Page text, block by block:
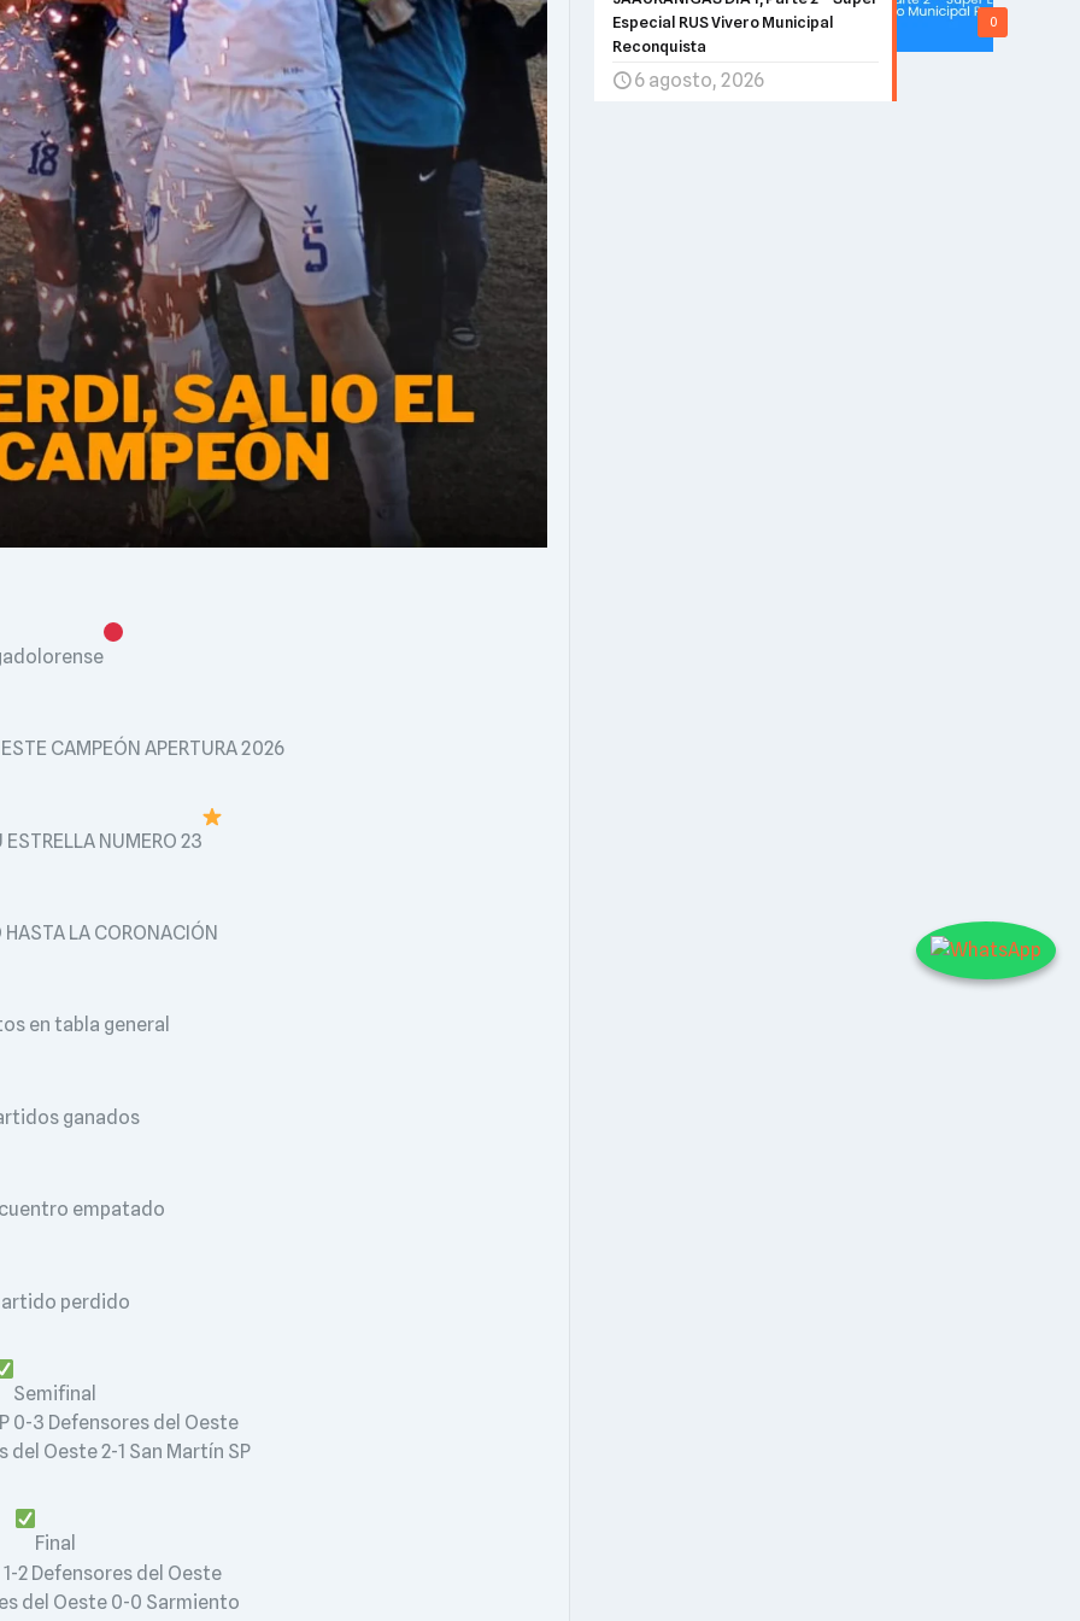
CAMPEÓN APERTURA 2026
NUMERO 23
HASTA LA CORONACIÓN
en tabla general
ganados
empatado
perdido
Semifinal
0-3 Defensores del Oeste
del Oeste 2-1 San Martín SP
Final
2 Defensores del Oeste
del Oeste 0-0 Sarmiento
0
Especial RUS Vivero Municipal
Reconquista
6 agosto, 2026